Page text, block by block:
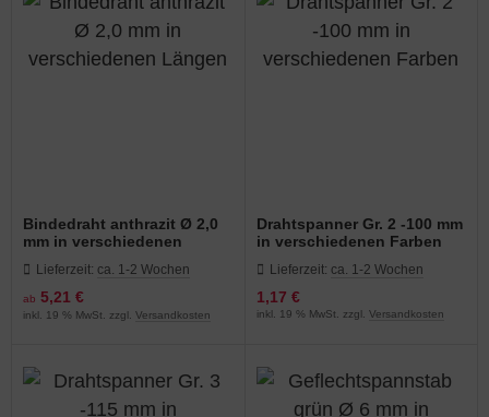
Bindedraht anthrazit Ø 2,0
mm in verschiedenen
Lieferzeit: ca. 1-2 Wochen
ab 5,21 €
inkl. 19 % MwSt. zzgl. Versandkosten
Drahtspanner Gr. 2 -100 mm
in verschiedenen Farben
Lieferzeit: ca. 1-2 Wochen
1,17 €
inkl. 19 % MwSt. zzgl. Versandkosten